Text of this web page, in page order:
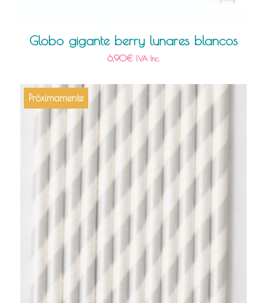
Globo gigante berry lunares blancos
6,90€ IVA Inc.
Próximamente